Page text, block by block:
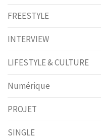
FREESTYLE
INTERVIEW
LIFESTYLE & CULTURE
Numérique
PROJET
SINGLE